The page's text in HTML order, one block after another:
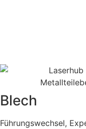
Blech
Führungswechsel,